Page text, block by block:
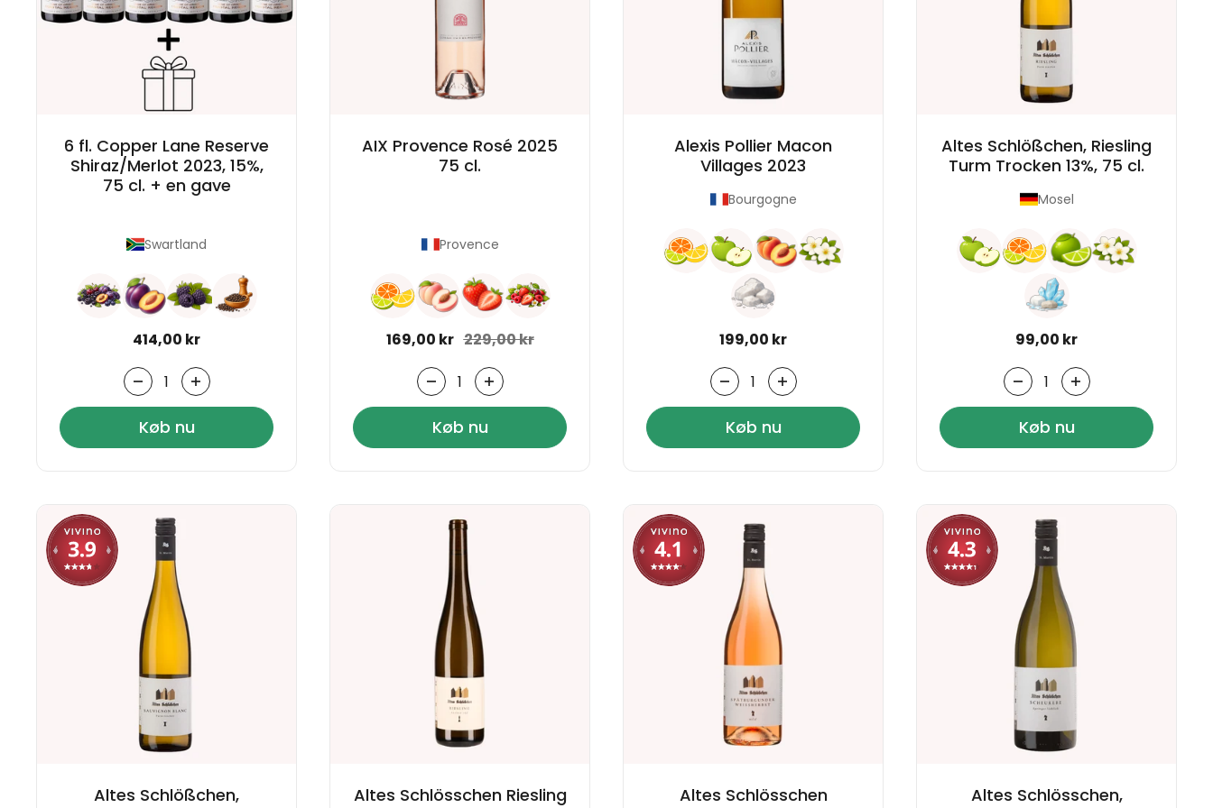
6 fl. Copper Lane Reserve
Shiraz/Merlot 2023, 15%,
75 cl. + en gave
Swartland
Normal pris
414,00 kr
Antal
Køb nu
AIX Provence Rosé 2025
75 cl.
Provence
Normal pris
169,00 kr Udsalgspris
229,00 kr
Antal
Køb nu
Alexis Pollier Macon
Villages 2023
Bourgogne
Normal pris
199,00 kr
Antal
Køb nu
Altes Schlößchen, Riesling
Turm Trocken 13%, 75 cl.
Mosel
Normal pris
99,00 kr
Antal
Køb nu
Altes Schlößchen,
Altes Schlösschen Riesling
Altes Schlösschen
Altes Schlösschen,